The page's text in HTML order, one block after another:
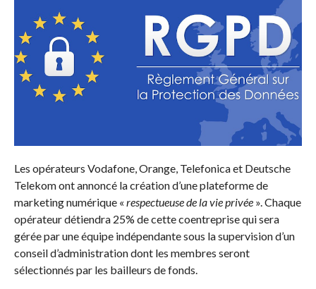
Les opérateurs Vodafone, Orange, Telefonica et Deutsche
Telekom ont annoncé la création d’une plateforme de
marketing numérique « respectueuse de la vie privée ». Chaque
opérateur détiendra 25% de cette coentreprise qui sera
gérée par une équipe indépendante sous la supervision d’un
conseil d’administration dont les membres seront
sélectionnés par les bailleurs de fonds.